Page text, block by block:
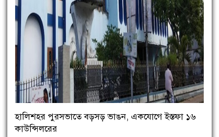
হালিশহর পুরসভাতে বড়সড় ভাঙন, একযোগে ইস্তফা ১৬
কাউন্সিলরের